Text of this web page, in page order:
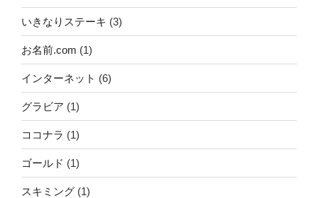
いきなりステーキ (3)
お名前.com (1)
インターネット (6)
グラビア (1)
ココナラ (1)
ゴールド (1)
スキミング (1)